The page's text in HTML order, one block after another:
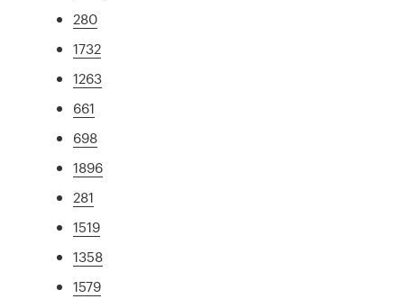
280
1732
1263
661
698
1896
281
1519
1358
1579